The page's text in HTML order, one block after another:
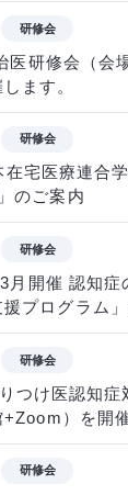
研修会
医研修会（会
ます。
研修会
宅医療連合
のご案内
研修会
月開催 認知症
プログラム
研修会
つけ医認知症
+Zoom）を開
研修会